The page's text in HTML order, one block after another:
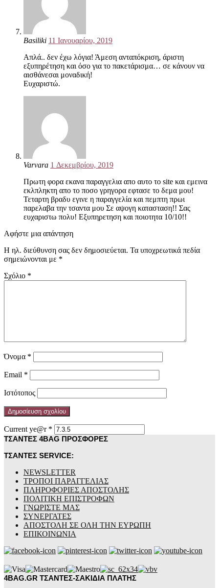
Basiliki 11 Ιανουαρίου, 2019
Απλά.. δεν έχω λόγια! Άμεση ανταπόκριση, άριστη
εξυπηρέτηση και όσο για το πακετάρισμα… σε κάνουν να
αισθάνεσαι μοναδική!
Ευχαριστώ.
Varvara 1 Δεκεμβρίου, 2019
Πρωτη φορα εκανα παραγγελια απο αυτο το site και εμεινα
εκλπληκτη απο το ποσο γρηγορα εφτασε το δεμα μου!
Τεταρτη βραδυ εγινε η παραγγελία και πεμπτη πρωι
παρελαβα την τσαντα μου Σε αψογη κατασταση!! Σας
ευχαριστω πολυ! Εξυπηρετηση και ποιοτητα 10/10!!
Αφήστε μια απάντηση
Η ηλ. διεύθυνση σας δεν δημοσιεύεται. Τα υποχρεωτικά πεδία
σημειώνονται με *
Σχόλιο *
Όνομα *
Email *
Ιστότοπος
Current ye@r *
ΤΣΑΝΤΕΣ 4BAG ΠΡΟΣΦΟΡΕΣ
ΤΣΑΝΤΕΣ SERVICE:
NEWSLETTER
ΤΡΟΠΟΙ ΠΑΡΑΓΓΕΛΙΑΣ
ΠΛΗΡΟΦΟΡΙΕΣ ΑΠΟΣΤΟΛΗΣ
ΠΟΛΙΤΙΚΗ ΕΠΙΣΤΡΟΦΩΝ
ΓΝΩΡΙΣΤΕ ΜΑΣ
ΣΥΝΕΡΓΑΤΕΣ
ΑΠΟΣΤΟΛΗ ΣΕ ΟΛΗ ΤΗΝ ΕΥΡΩΠΗ
ΕΠΙΚΟΙΝΩΝΙΑ
4BAG.GR ΤΣΑΝΤΕΣ-ΣΑΚΙΔΙΑ ΠΛΑΤΗΣ